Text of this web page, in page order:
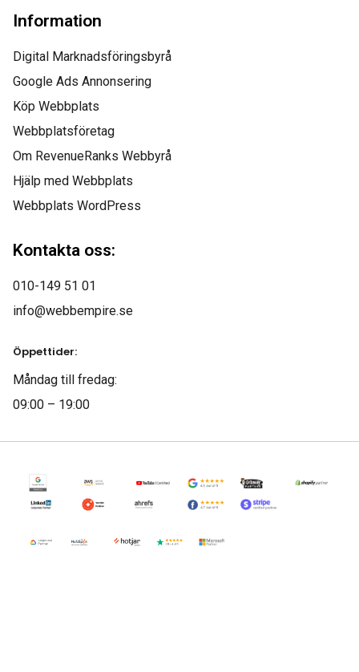
Information
Digital Marknadsföringsbyrå
Google Ads Annonsering
Köp Webbplats
Webbplatsföretag
Om RevenueRanks Webbyrå
Hjälp med Webbplats
Webbplats WordPress
Kontakta oss:
010-149 51 01
info@webbempire.se
Öppettider:
Måndag till fredag:
09:00 – 19:00